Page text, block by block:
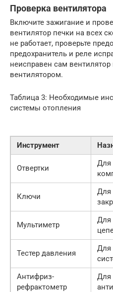
Проверка вентилятора
Включите зажигание и
вентилятор печки на всех
не работает, проверьте
предохранитель и реле
неисправен сам
вентилятором.
Таблица 3: Необходимые
системы отопления
Инструмент
Отвертки
Для
Ключи
Для
Мультиметр
Для
Тестер давления
Для
Антифриз-
рефрактометр
Для